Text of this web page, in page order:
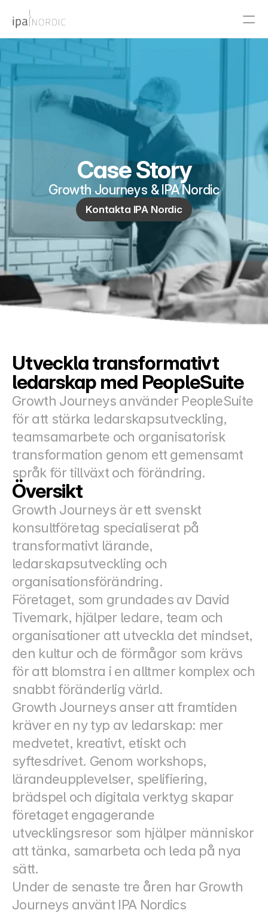
Design
Content
RESOURCES
Careers
Docs
About
Join
Events
Experts
Priser
Select Language
Case Story
Growth Journeys & IPA Nordic
Kontakta IPA Nordic
Utveckla transformativt
ledarskap med PeopleSuite
Growth Journeys använder PeopleSuite
för att stärka ledarskapsutveckling,
teamsamarbete och organisatorisk
transformation genom ett gemensamt
språk för tillväxt och förändring.
Översikt
Growth Journeys är ett svenskt
konsultföretag specialiserat på
transformativt lärande,
ledarskapsutveckling och
organisationsförändring.
Företaget, som grundades av David
Tivemark, hjälper ledare, team och
organisationer att utveckla det mindset,
den kultur och de förmågor som krävs
för att blomstra i en alltmer komplex och
snabbt föränderlig värld.
Growth Journeys anser att framtiden
kräver en ny typ av ledarskap: mer
medvetet, kreativt, etiskt och
syftesdrivet. Genom workshops,
lärandeupplevelser, spelifiering,
brädspel och digitala verktyg skapar
företaget engagerande
utvecklingsresor som hjälper människor
att tänka, samarbeta och leda på nya
sätt.
Under de senaste tre åren har Growth
Journeys använt IPA Nordics